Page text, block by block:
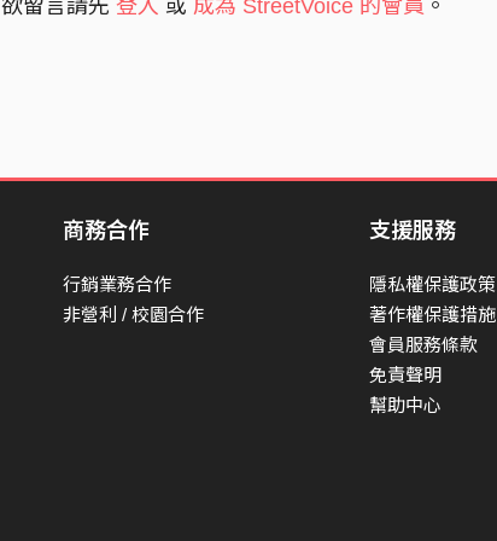
欲留言請先 登入 或 成為 StreetVoice 的會員 。
商務合作
行銷業務合作
非營利 / 校園合作
支援服務
隱私權保護政策
著作權保護措施
會員服務條款
免責聲明
幫助中心